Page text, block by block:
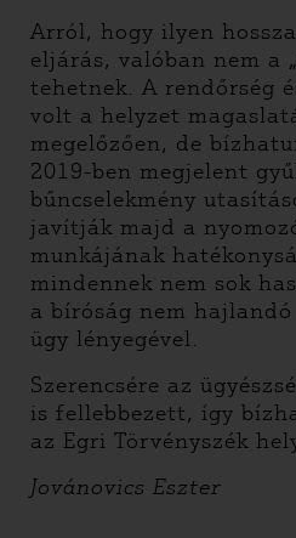
Arról, hogy ilyen
eljárás, valóban nem a
tehetnek. A rendőrség
volt a helyzet
megelőzően, de
2019-ben megjelent
bűncselekmény
javítják majd a
munkájának
mindennek nem sok
a bíróság nem
ügy lényegével.
Szerencsére az
is fellebbezett, így
az Egri Törvényszék
Jovánovics Eszter